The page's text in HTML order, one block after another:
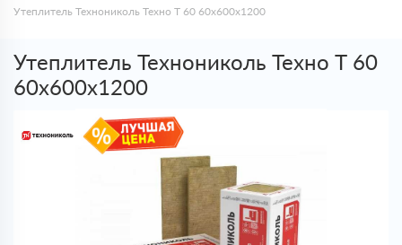
Утеплитель Технониколь Техно Т 60 60х600х1200
Утеплитель Технониколь Техно Т 60
60х600х1200